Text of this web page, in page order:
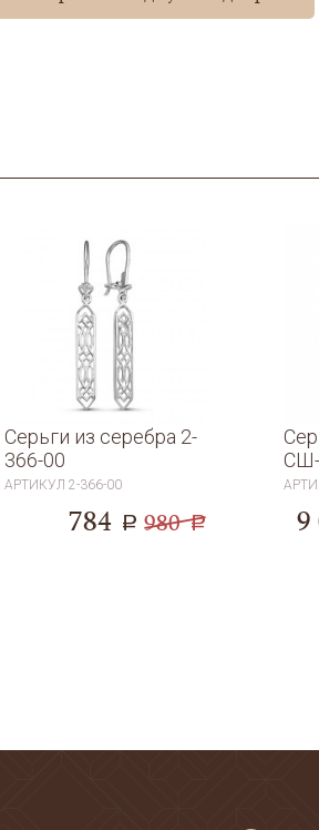
Серьги из серебра 2-
366-00
АРТИКУЛ 2-366-00
784 a 980 a 9